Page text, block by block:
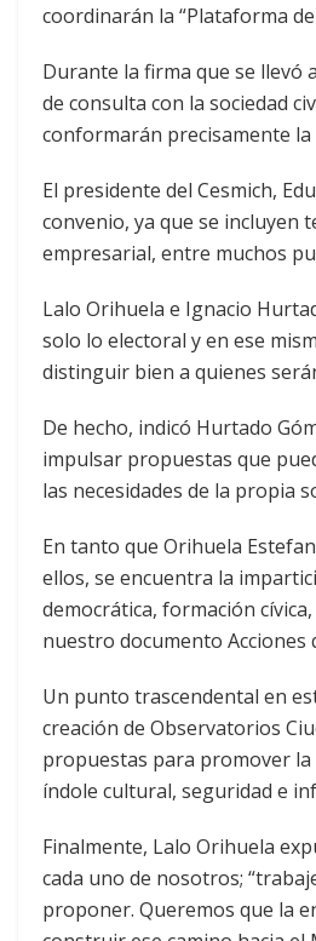
coordinarán la “Plataforma
Durante la firma que se llevó
de consulta con la sociedad
conformarán precisamente la
El presidente del Cesmich,
convenio, ya que se incluyen
empresarial, entre muchos
Lalo Orihuela e Ignacio
solo lo electoral y en ese
distinguir bien a quienes
De hecho, indicó Hurtado
impulsar propuestas que
las necesidades de la propia
En tanto que Orihuela
ellos, se encuentra la
democrática, formación
nuestro documento Acciones
Un punto trascendental en
creación de Observatorios
propuestas para promover la
índole cultural, seguridad e
Finalmente, Lalo Orihuela
cada uno de nosotros;
proponer. Queremos que la